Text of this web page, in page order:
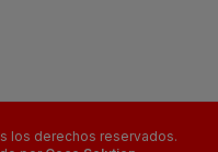
los derechos reservados.